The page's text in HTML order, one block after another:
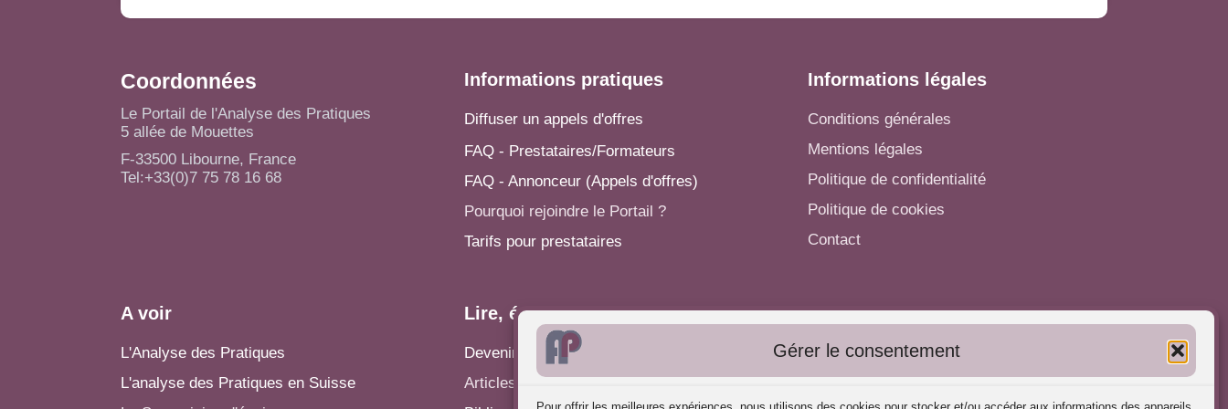
Gérer le consentement
Coordonnées
Le Portail de l'Analyse des Pratiques
5 allée de Mouettes
F-33500 Libourne, France
Tel:+33(0)7 75 78 16 68
Informations pratiques
Diffuser un appels d'offres
FAQ - Prestataires/Formateurs
FAQ - Annonceur (Appels d'offres)
Pourquoi rejoindre le Portail ?
Tarifs pour prestataires
Informations légales
Conditions générales
Mentions légales
Politique de confidentialité
Politique de cookies
Contact
A voir
L'Analyse des Pratiques
L'analyse des Pratiques en Suisse
Lire, écrire...
Devenir rédacteur
Articles - Actualités
Autres informations
S'inscrire dans l'Annuaire
Publiez vos formations